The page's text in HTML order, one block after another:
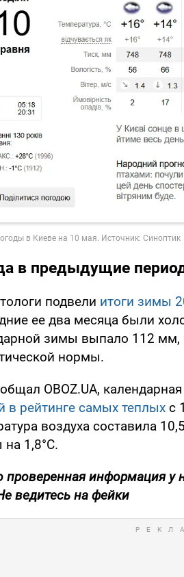
в предыдущие
подвели итоги зимы
ее два месяца были
зимы выпало 112 мм,
нормы.
OBOZ.UA,
в рейтинге самых теплых с
воздуха составила
1,8°С.
проверенная информация у
ведитесь на фейки